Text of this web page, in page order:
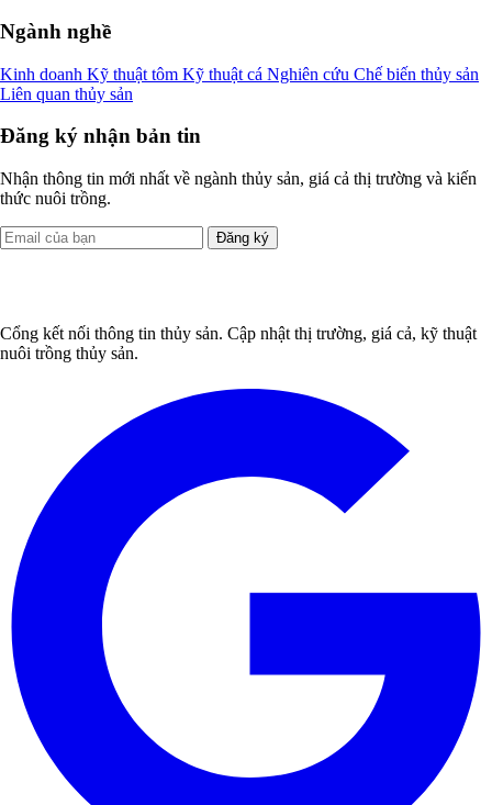
Ngành nghề
Kinh doanh Kỹ thuật tôm Kỹ thuật cá Nghiên cứu Chế biến thủy sản
Liên quan thủy sản
Đăng ký nhận bản tin
Nhận thông tin mới nhất về ngành thủy sản, giá cả thị trường và kiến
thức nuôi trồng.
Đăng ký
Cổng kết nối thông tin thủy sản. Cập nhật thị trường, giá cả, kỹ thuật
nuôi trồng thủy sản.